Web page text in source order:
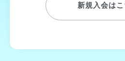
新規入会は